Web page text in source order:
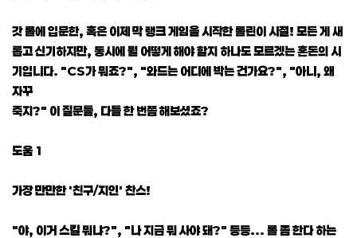
갓 롤에 입문한, 혹은 이제 막 랭크 게임을 시작한 롤린이 시절! 모든 게 새
롭고 신기하지만, 동시에 뭘 어떻게 해야 할지 하나도 모르겠는 혼돈의 시
기입니다. "CS가 뭐죠?", "와드는 어디에 박는 건가요?", "아니, 왜
자꾸
죽지?" 이 질문들, 다들 한 번쯤 해보셨죠?
도움 1
가장 만만한 '친구/지인' 찬스!
"야, 이거 스킬 뭐냐?", "나 지금 뭐 사야 돼?" 등등... 롤 좀 한다 하는